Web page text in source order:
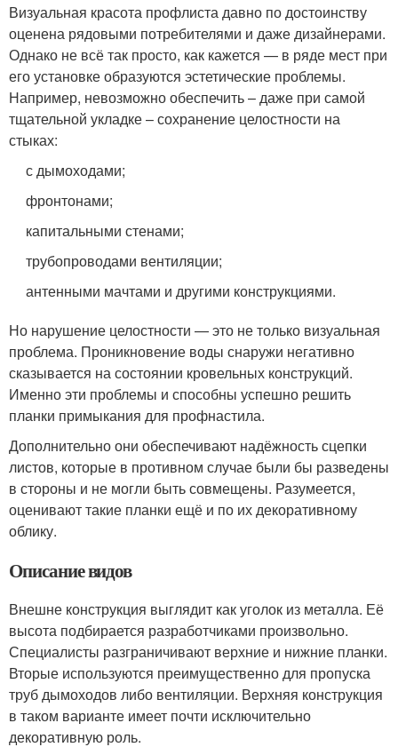
Визуальная красота профлиста давно по достоинству
оценена рядовыми потребителями и даже дизайнерами.
Однако не всё так просто, как кажется — в ряде мест при
его установке образуются эстетические проблемы.
Например, невозможно обеспечить – даже при самой
тщательной укладке – сохранение целостности на
стыках:
с дымоходами;
фронтонами;
капитальными стенами;
трубопроводами вентиляции;
антенными мачтами и другими конструкциями.
Но нарушение целостности — это не только визуальная
проблема. Проникновение воды снаружи негативно
сказывается на состоянии кровельных конструкций.
Именно эти проблемы и способны успешно решить
планки примыкания для профнастила.
Дополнительно они обеспечивают надёжность сцепки
листов, которые в противном случае были бы разведены
в стороны и не могли быть совмещены. Разумеется,
оценивают такие планки ещё и по их декоративному
облику.
Описание видов
Внешне конструкция выглядит как уголок из металла. Её
высота подбирается разработчиками произвольно.
Специалисты разграничивают верхние и нижние планки.
Вторые используются преимущественно для пропуска
труб дымоходов либо вентиляции. Верхняя конструкция
в таком варианте имеет почти исключительно
декоративную роль.